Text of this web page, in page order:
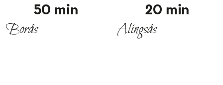
50 min
Borås
20 min
Alingsås